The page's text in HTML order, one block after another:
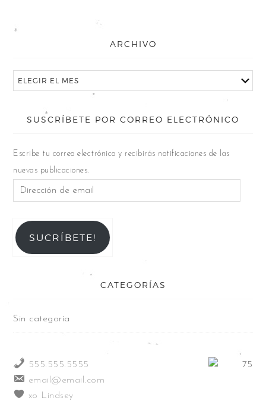
ARCHIVO
SUSCRÍBETE POR CORREO ELECTRÓNICO
Escribe tu correo electrónico y recibirás notificaciones de las
nuevas publicaciones.
SUCRÍBETE!
CATEGORÍAS
Sin categoría
555.555.5555
email@email.com
xo Lindsey